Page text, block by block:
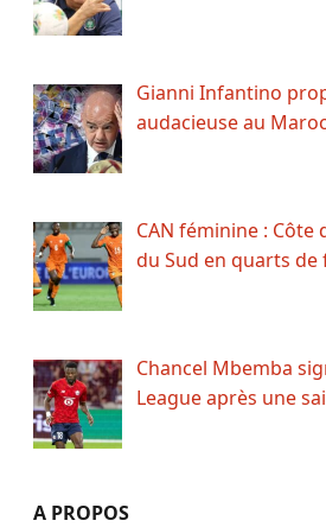
Gianni Infantino
audacieuse au Maroc
CAN féminine : Côte
du Sud en quarts
Chancel Mbemba
League après une
A PROPOS